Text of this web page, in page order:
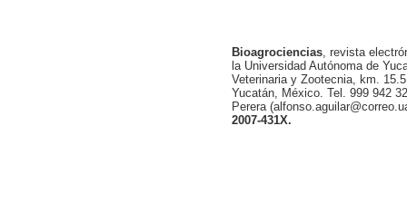
Bioagrociencias, revista
la Universidad Autónoma de
Veterinaria y Zootecnia, km.
Yucatán, México. Tel. 999 942
Perera
2007-431X.